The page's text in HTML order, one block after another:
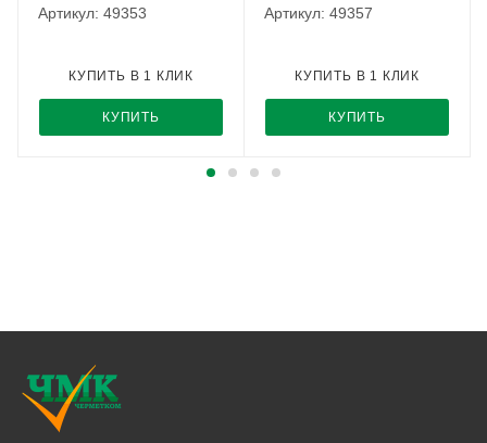
Артикул: 49353
КУПИТЬ
КУПИТЬ В 1 КЛИК
Артикул: 49357
КУПИТЬ
КУПИТЬ В 1 КЛИК